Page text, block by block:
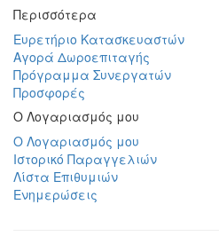
Περισσότερα
Ευρετήριο Κατασκευαστών
Αγορά Δωροεπιταγής
Πρόγραμμα Συνεργατών
Προσφορές
Ο Λογαριασμός μου
Ο Λογαριασμός μου
Ιστορικό Παραγγελιών
Λίστα Επιθυμιών
Ενημερώσεις